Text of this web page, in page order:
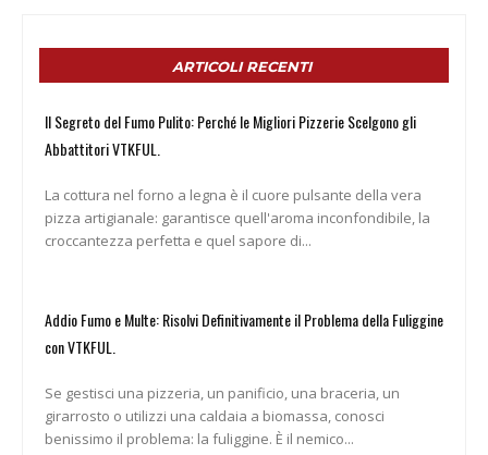
ARTICOLI RECENTI
Il Segreto del Fumo Pulito: Perché le Migliori Pizzerie Scelgono gli
Abbattitori VTKFUL.
La cottura nel forno a legna è il cuore pulsante della vera
pizza artigianale: garantisce quell'aroma inconfondibile, la
croccantezza perfetta e quel sapore di...
Addio Fumo e Multe: Risolvi Definitivamente il Problema della Fuliggine
con VTKFUL.
Se gestisci una pizzeria, un panificio, una braceria, un
girarrosto o utilizzi una caldaia a biomassa, conosci
benissimo il problema: la fuliggine. È il nemico...